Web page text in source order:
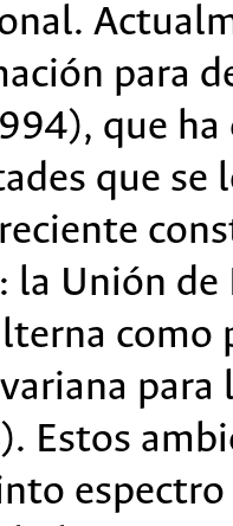
para
que
que se
Unión de
como
para
Estos